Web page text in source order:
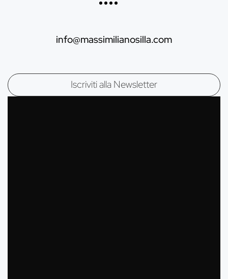
info@massimilianosilla.com
Iscriviti alla Newsletter
Mailing list di Massimiliano Silla
Nome: